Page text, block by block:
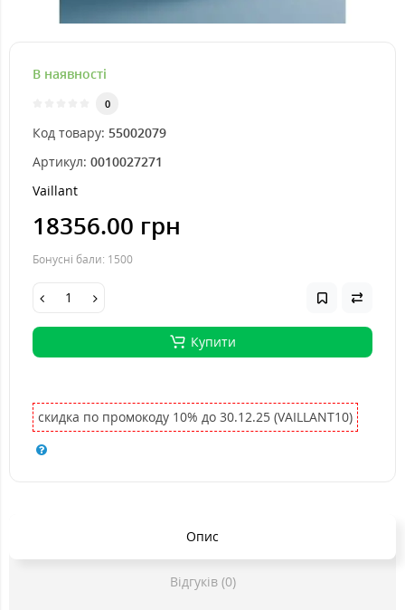
В наявності
0
Код товару: 55002079
Артикул: 0010027271
Vaillant
18356.00 грн
Бонусні бали: 1500
Купити
скидка по промокоду 10% до 30.12.25 (VAILLANT10)
Опис
Відгуків (0)